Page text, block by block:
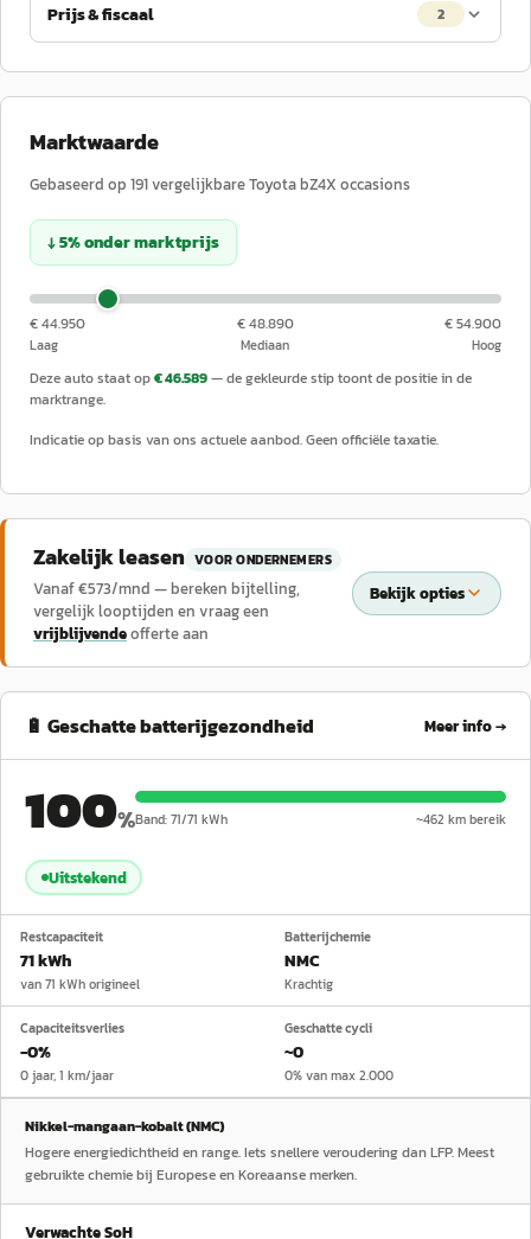
Prijs & fiscaal 2
Marktwaarde
Gebaseerd op 191vergelijkbareToyotabZ4X occasions
↓5%ondermarktprijs
€ 44.950
Laag
€ 48.890
Mediaan
€ 54.900
Hoog
Deze auto staat op€ 46.589— de gekleurde stip toont de positie in de
marktrange.
Indicatie op basis van ons actuele aanbod. Geen officiële taxatie.
Zakelijk leasen VOOR ONDERNEMERS
Vanaf €573/mnd — bereken bijtelling,
vergelijk looptijden en vraag een
vrijblijvendeofferte aan
Bekijk opties
🔋 Geschatte batterijgezondheid Meer info →
100%Band:71/71 kWh ~462 km bereik
Uitstekend
Restcapaciteit
71 kWh
van 71 kWh origineel
Batterijchemie
NMC
Krachtig
Capaciteitsverlies
−0%
0 jaar, 1 km/jaar
Geschatte cycli
~0
0% van max 2.000
Nikkel-mangaan-kobalt (NMC)
Hogere energiedichtheid en range. Iets snellere veroudering dan LFP. Meest
gebruikte chemie bij Europese en Koreaanse merken.
Verwachte SoH